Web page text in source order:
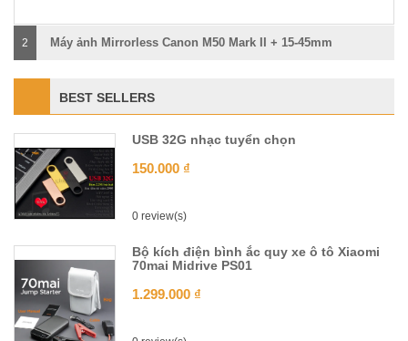
2 Máy ảnh Mirrorless Canon M50 Mark II + 15-45mm
BEST SELLERS
USB 32G nhạc tuyển chọn
150.000 ₫
0 review(s)
Bộ kích điện bình ắc quy xe ô tô Xiaomi
70mai Midrive PS01
1.299.000 ₫